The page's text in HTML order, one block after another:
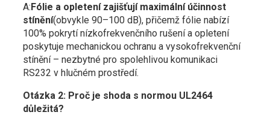
A:Fólie a opletení zajišťují maximální účinnost
stínění(obvykle 90–100 dB), přičemž fólie nabízí
100% pokrytí nízkofrekvenčního rušení a opletení
poskytuje mechanickou ochranu a vysokofrekvenční
stínění – nezbytné pro spolehlivou komunikaci
RS232 v hlučném prostředí.
Otázka 2: Proč je shoda s normou UL2464
důležitá?